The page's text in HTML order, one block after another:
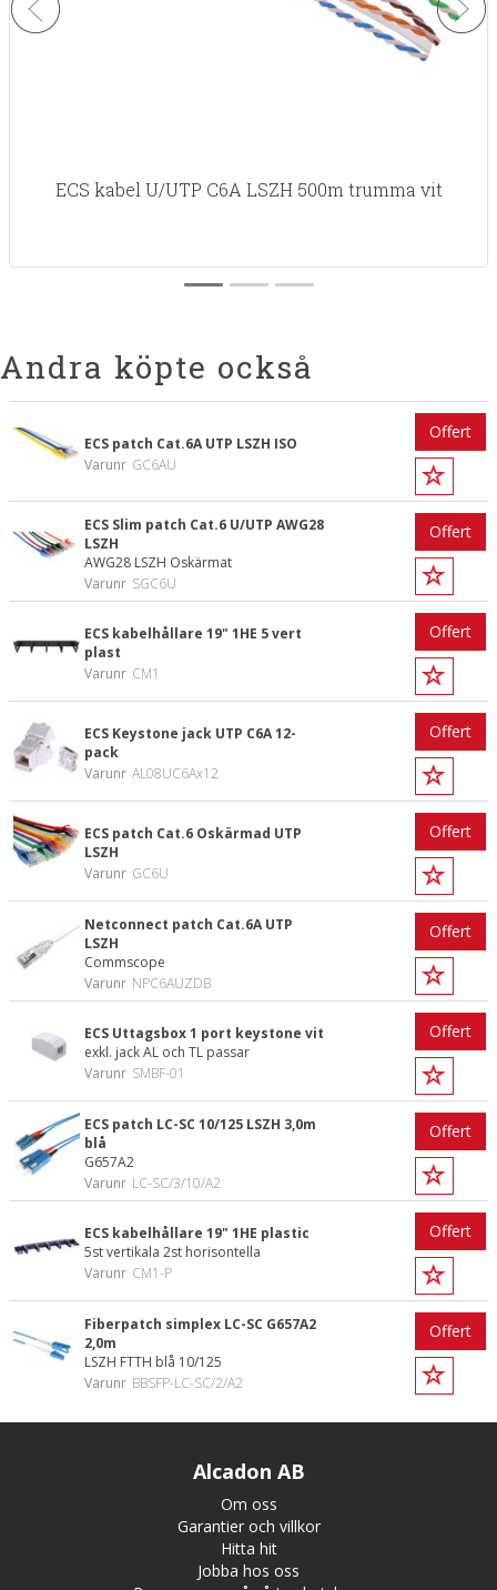
ECS kabel U/UTP C6A LSZH 500m trumma vit
Andra köpte också
ECS patch Cat.6A UTP LSZH ISO
Varunr GC6AU
Offert
ECS Slim patch Cat.6 U/UTP AWG28
LSZH
AWG28 LSZH Oskärmat
Varunr SGC6U
Offert
ECS kabelhållare 19" 1HE 5 vert
plast
Varunr CM1
Offert
ECS Keystone jack UTP C6A 12-
pack
Varunr AL08UC6Ax12
Offert
ECS patch Cat.6 Oskärmad UTP
LSZH
Varunr GC6U
Offert
Netconnect patch Cat.6A UTP
LSZH
Commscope
Varunr NPC6AUZDB
Offert
ECS Uttagsbox 1 port keystone vit
exkl. jack AL och TL passar
Varunr SMBF-01
Offert
ECS patch LC-SC 10/125 LSZH 3,0m
blå
G657A2
Varunr LC-SC/3/10/A2
Offert
ECS kabelhållare 19" 1HE plastic
5st vertikala 2st horisontella
Varunr CM1-P
Offert
Fiberpatch simplex LC-SC G657A2
2,0m
LSZH FTTH blå 10/125
Varunr BBSFP-LC-SC/2/A2
Offert
Alcadon AB
Om oss
Garantier och villkor
Hitta hit
Jobba hos oss